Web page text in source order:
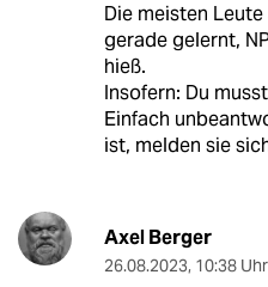
Die meisten
gerade gelernt,
hieß.
Insofern: Du
Einfach
ist, melden sie
Axel Berger
26.08.2023, 10:38 Uhr